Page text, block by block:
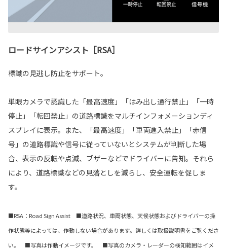
ロードサインアシスト［RSA］
標識の見逃し防止をサポート。
単眼カメラで認識した「最高速度」「はみ出し通行禁止」「一時
停止」「転回禁止」の道路標識をマルチインフォメーションディ
スプレイに表示。また、「最高速度」「車両進入禁止」「赤信
号」の道路標識や信号に従っていないとシステムが判断した場
合、表示の反転や点滅、ブザーなどでドライバーに告知。それら
により、道路標識などの見落としを減らし、安全運転を促しま
す。
■RSA：Road Sign Assist ■道路状況、車両状態、天候状態およびドライバーの操
作状態等によっては、作動しない場合があります。詳しくは取扱説明書をご覧くださ
い。 ■写真は作動イメージです。 ■写真のカメラ・レーダーの検知範囲はイメ